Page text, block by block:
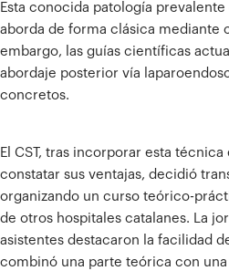
Esta conocida patología
aborda de forma clásica mediante
embargo, las guías científicas
abordaje posterior vía
concretos.
El CST, tras incorporar esta
constatar sus ventajas, decidió
organizando un curso teórico-
de otros hospitales catalanes. La
asistentes destacaron la facilidad
combinó una parte teórica con